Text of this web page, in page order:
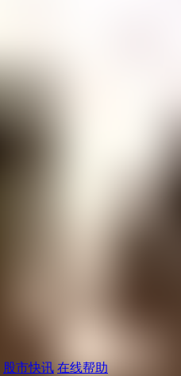
股市快讯 在线帮助